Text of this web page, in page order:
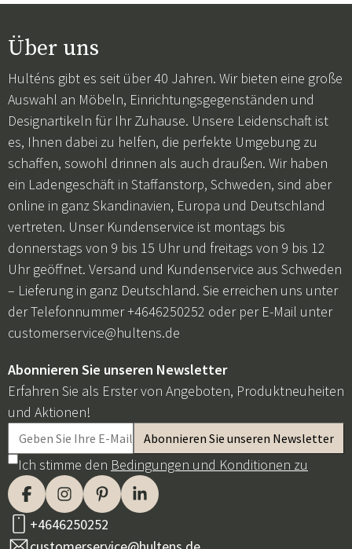
Über uns
Hulténs gibt es seit über 40 Jahren. Wir bieten eine große
Auswahl an Möbeln, Einrichtungsgegenständen und
Designartikeln für Ihr Zuhause. Unsere Leidenschaft ist
es, Ihnen dabei zu helfen, die perfekte Umgebung zu
schaffen, sowohl drinnen als auch draußen. Wir haben
ein Ladengeschäft in Staffanstorp, Schweden, sind aber
online in ganz Skandinavien, Europa und Deutschland
vertreten. Unser Kundenservice ist montags bis
donnerstags von 9 bis 15 Uhr und freitags von 9 bis 12
Uhr geöffnet. Versand und Kundenservice aus Schweden
– Lieferung in ganz Deutschland. Sie erreichen uns unter
der Telefonnummer +4646250252 oder per E-Mail unter
customerservice@hultens.de
Abonnieren Sie unseren Newsletter
Erfahren Sie als Erster von Angeboten, Produktneuheiten
und Aktionen!
Ich stimme den Bedingungen und Konditionen zu
+4646250252